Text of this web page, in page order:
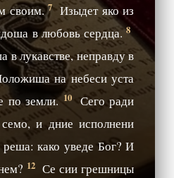
своим.7 Изыдет яко из
в любовь сердца.8
лукавстве, неправду в
на небеси уста
по земли. 10
Сего ради
и дние исполнени
како уведе Бог? И
12 Се сии грешницы